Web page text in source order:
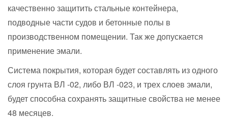
качественно защитить стальные контейнера,
подводные части судов и бетонные полы в
производственном помещении. Так же допускается
применение эмали.
Система покрытия, которая будет составлять из одного
слоя грунта ВЛ -02, либо ВЛ -023, и трех слоев эмали,
будет способна сохранять защитные свойства не менее
48 месяцев.